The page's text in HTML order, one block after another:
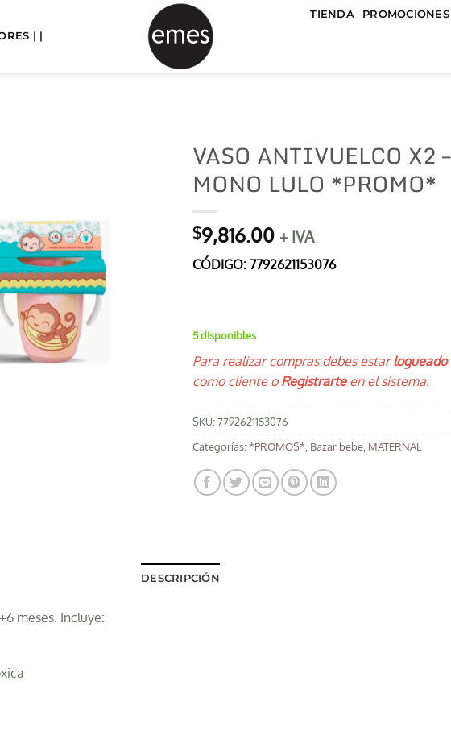
| |
TIENDA PROMOCIONES
VASO ANTIVUELCO X2 –
MONO LULO *PROMO*
$9,816.00 + IVA
CÓDIGO: 7792621153076
5 disponibles
Para realizar compras debes estarlogueado
como cliente oRegistrarteen el sistema.
SKU:7792621153076
Categorías:*PROMOS* Bazar bebe MATERNAL
DESCRIPCIÓN
meses. Incluye: